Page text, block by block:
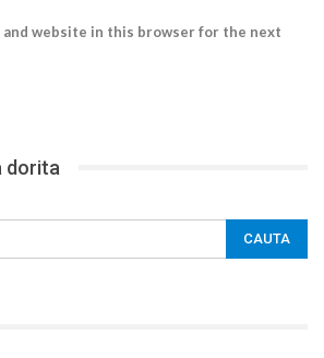
and website in this browser for the next
dorita